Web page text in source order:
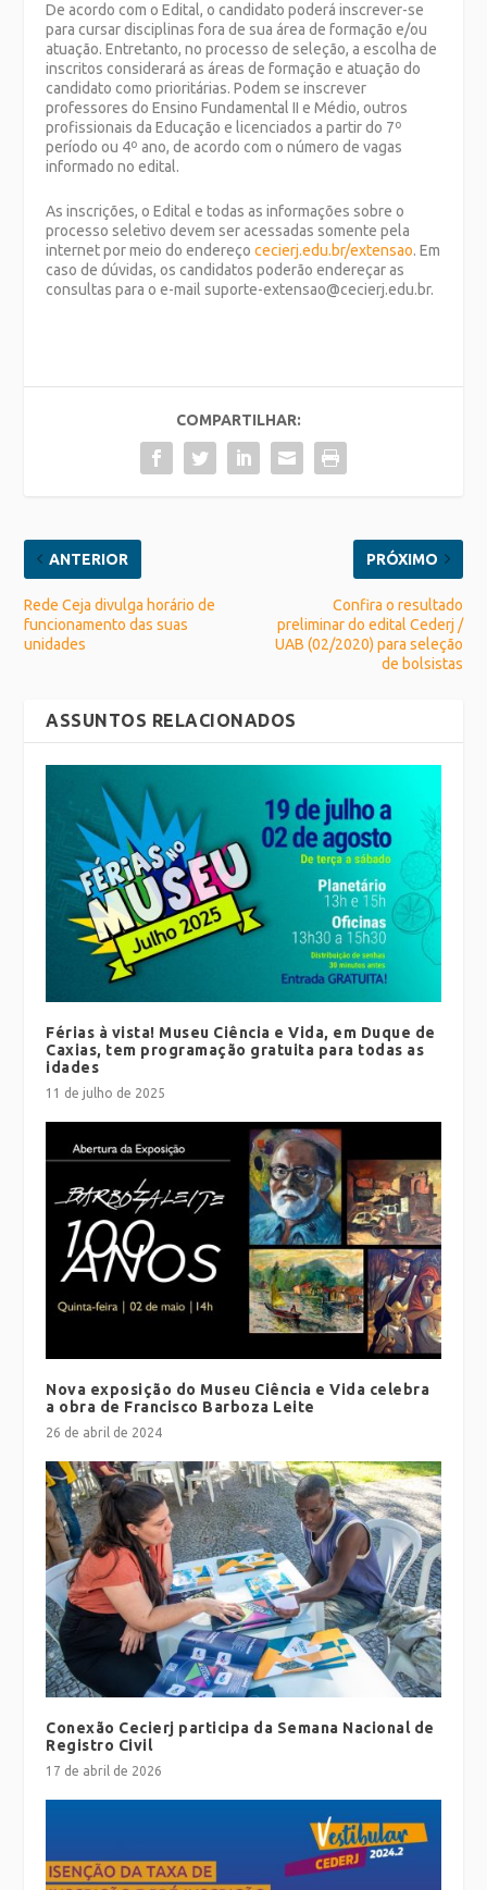
De acordo com o Edital, o candidato poderá inscrever-se
para cursar disciplinas fora de sua área de formação e/ou
atuação. Entretanto, no processo de seleção, a escolha de
inscritos considerará as áreas de formação e atuação do
candidato como prioritárias. Podem se inscrever
professores do Ensino Fundamental II e Médio, outros
profissionais da Educação e licenciados a partir do 7º
período ou 4º ano, de acordo com o número de vagas
informado no edital.
As inscrições, o Edital e todas as informações sobre o
processo seletivo devem ser acessadas somente pela
internet por meio do endereçocecierj.edu.br/extensao. Em
caso de dúvidas, os candidatos poderão endereçar as
consultas para o e-mail suporte-extensao@cecierj.edu.br.
COMPARTILHAR:
ANTERIOR
Rede Ceja divulga horário de
funcionamento das suas
unidades
PRÓXIMO
Confira o resultado
preliminar do edital Cederj /
UAB (02/2020) para seleção
de bolsistas
ASSUNTOS RELACIONADOS
Férias à vista! Museu Ciência e Vida, em Duque de
Caxias, tem programação gratuita para todas as
idades
11 de julho de 2025
Nova exposição do Museu Ciência e Vida celebra
a obra de Francisco Barboza Leite
26 de abril de 2024
Conexão Cecierj participa da Semana Nacional de
Registro Civil
17 de abril de 2026